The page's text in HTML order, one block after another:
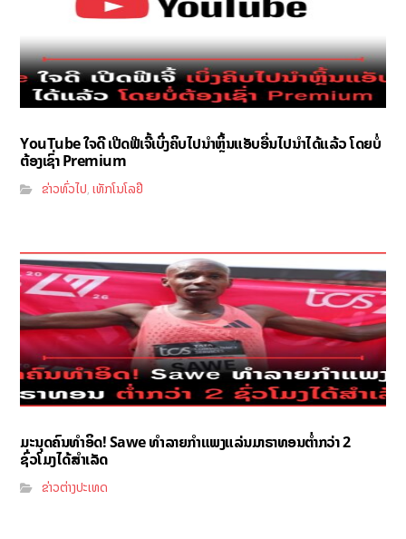
YouTube ໃຈດີ ເປີດຟີເຈີ້ເບິ່ງຄິບໄປນຳຫຼິ້ນແອັບອື່ນໄປນຳໄດ້ແລ້ວ ໂດຍບໍ່
ຕ້ອງເຊົ່າ Premium
ຂ່າວທົ່ວໄປ,ເທັກໂນໂລຢີ
ມະນຸດຄົນທຳອິດ! Sawe ທຳລາຍກຳແພງແລ່ນມາຣາທອນຕ່ຳກວ່າ 2
ຊົ່ວໂມງໄດ້ສຳເລັດ
ຂ່າວຕ່າງປະເທດ